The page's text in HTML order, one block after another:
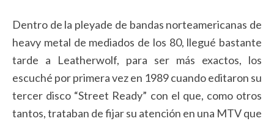
Dentro de la pleyade de bandas norteamericanas de
heavy metal de mediados de los 80, llegué bastante
tarde a Leatherwolf, para ser más exactos, los
escuché por primera vez en 1989 cuando editaron su
tercer disco “Street Ready” con el que, como otros
tantos, trataban de fijar su atención en una MTV que